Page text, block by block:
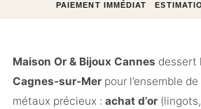
PAIEMENT IMMÉDIAT
Maison Or & Bijoux Cannes dessert
Cagnes-sur-Mer pour l’ensemble
métaux précieux : achat d’or